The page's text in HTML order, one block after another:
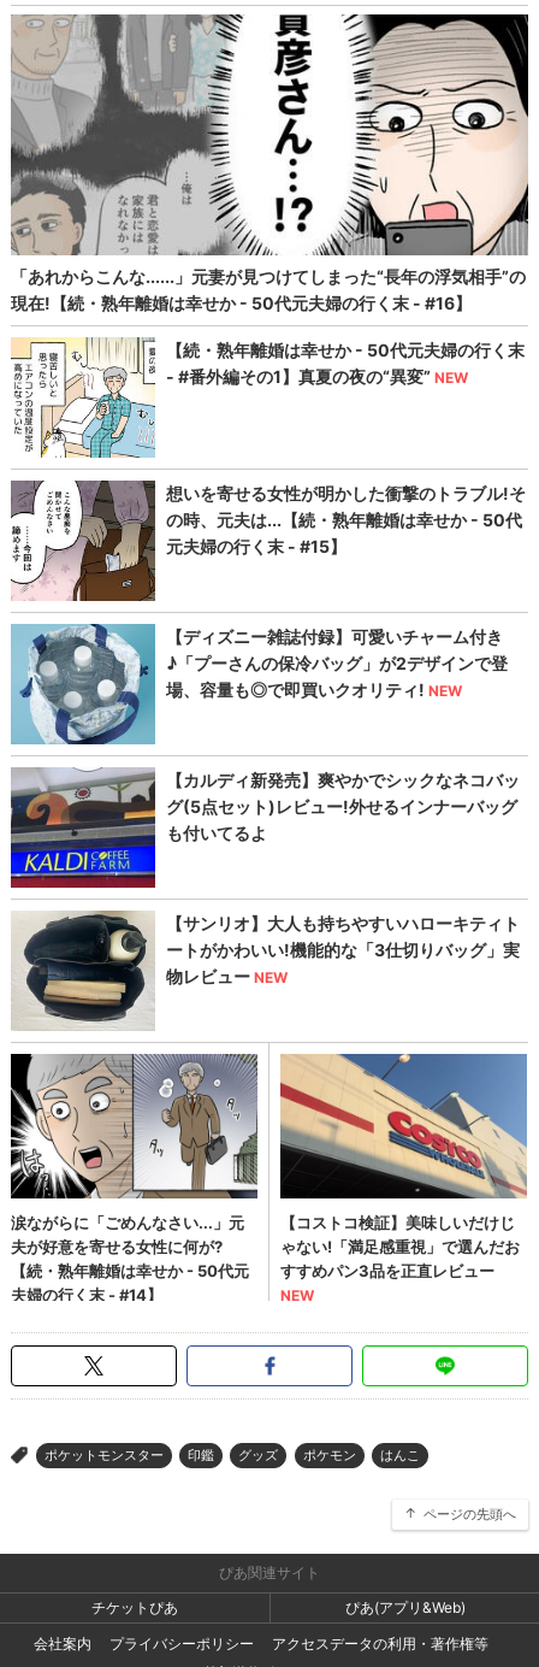
> ポケットモンスター 印鑑 グッズ ポケモン はんこ
ページの先頭へ
ぴあ関連サイト
チケットぴあ
ぴあ(アプリ&Web)
会社案内
プライバシーポリシー
アクセスデータの利用・著作権等